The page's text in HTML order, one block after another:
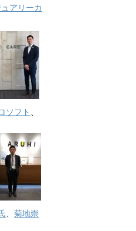
アリーカ
ソフト
菊地崇